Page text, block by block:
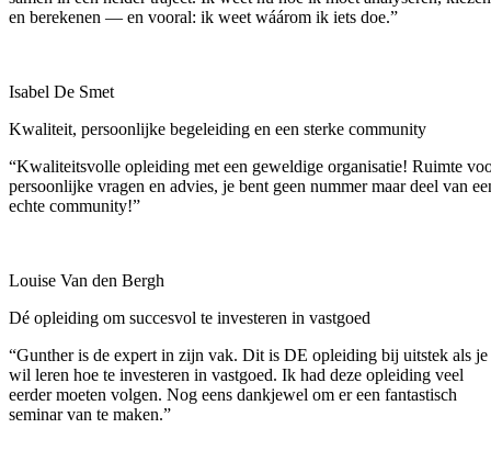
en berekenen — en vooral: ik weet wáárom ik iets doe.”
Isabel De Smet
Kwaliteit, persoonlijke begeleiding en een sterke community
“Kwaliteitsvolle opleiding met een geweldige organisatie! Ruimte
persoonlijke vragen en advies, je bent geen nummer maar deel van
echte community!”
Louise Van den Bergh
Dé opleiding om succesvol te investeren in vastgoed
“Gunther is de expert in zijn vak. Dit is DE opleiding bij uitstek als je
wil leren hoe te investeren in vastgoed. Ik had deze opleiding veel
eerder moeten volgen. Nog eens dankjewel om er een fantastisch
seminar van te maken.”